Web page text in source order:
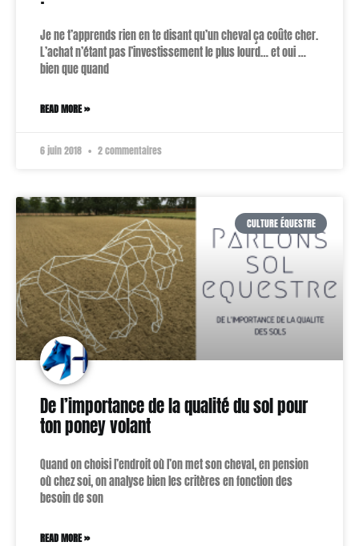
Je ne t’apprends rien en te disant qu’un cheval ça coûte cher.
L’achat n’étant pas l’investissement le plus lourd… et oui …
bien que quand
READ MORE »
6 juin 2018 2 commentaires
CULTURE ÉQUESTRE
De l’importance de la qualité du sol pour
ton poney volant
Quand on choisi l’endroit où l’on met son cheval, en pension
où chez soi, on analyse bien les critères en fonction des
besoin de son
READ MORE »